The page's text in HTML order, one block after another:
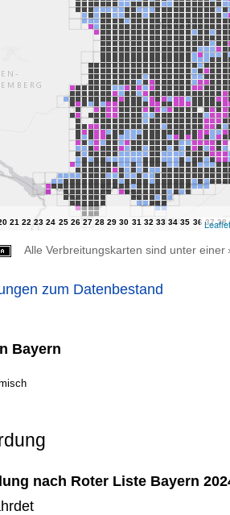
Leaflet
Alle Verbreitungskarten sind unter einer
zum Datenbestand
Bayern
nach Roter Liste Bayern